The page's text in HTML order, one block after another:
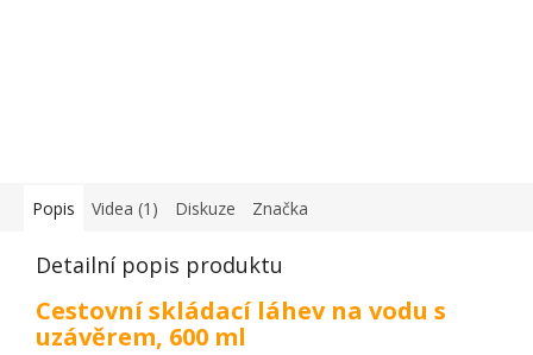
Popis Videa (1) Diskuze Značka
Detailní popis produktu
Cestovní skládací láhev na vodu s
uzávěrem, 600 ml